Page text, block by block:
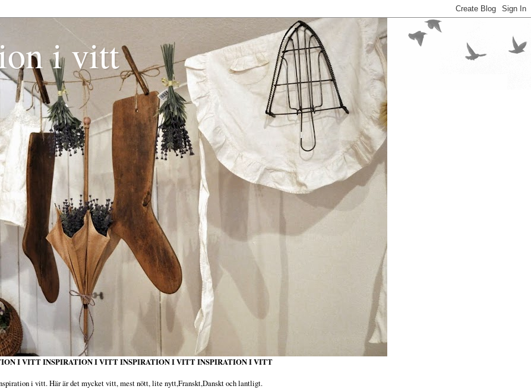
i vitt
I VITT INSPIRATION I VITT INSPIRATION I VITT INSPIRATION I VITT
i vitt. Här är det mycket vitt, mest nött, lite nytt,Franskt,Danskt och lantligt.